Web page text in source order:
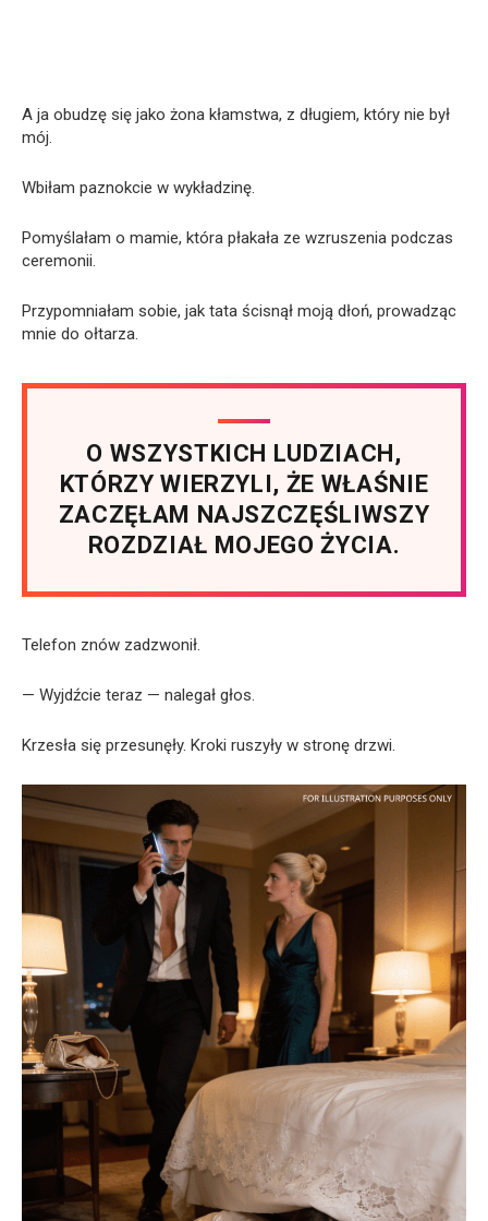
A ja obudzę się jako żona kłamstwa, z długiem, który nie był
mój.
Wbiłam paznokcie w wykładzinę.
Pomyślałam o mamie, która płakała ze wzruszenia podczas
ceremonii.
Przypomniałam sobie, jak tata ścisnął moją dłoń, prowadząc
mnie do ołtarza.
O WSZYSTKICH LUDZIACH,
KTÓRZY WIERZYLI, ŻE WŁAŚNIE
ZACZĘŁAM NAJSZCZĘŚLIWSZY
ROZDZIAŁ MOJEGO ŻYCIA.
Telefon znów zadzwonił.
— Wyjdźcie teraz — nalegał głos.
Krzesła się przesunęły. Kroki ruszyły w stronę drzwi.